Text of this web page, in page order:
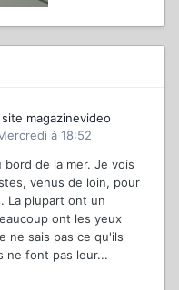
magazinevideo
à 18:52
de la mer. Je vois
venus de loin, pour
La plupart ont un
ont les yeux
ne sais pas ce qu'ils
ne font pas leur...